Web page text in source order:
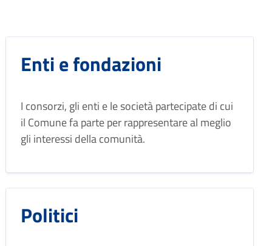
Enti e fondazioni
I consorzi, gli enti e le società partecipate di cui
il Comune fa parte per rappresentare al meglio
gli interessi della comunità.
Politici